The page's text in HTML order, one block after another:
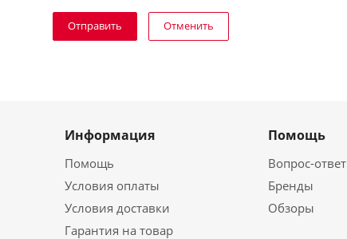
Отменить
Информация
Помощь
Условия оплаты
Условия доставки
Гарантия на товар
Помощь
Вопрос-ответ
Бренды
Обзоры